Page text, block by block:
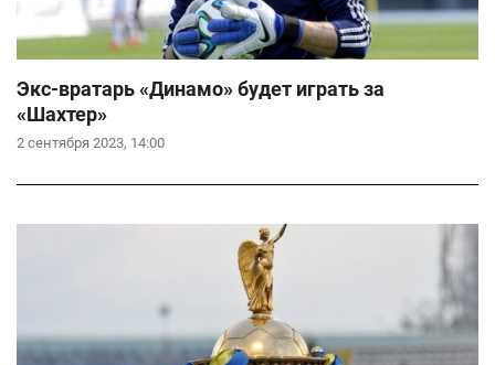
UK
2 сентября 2023, 14:00
Экс-вратарь «Динамо» будет играть за
«Шахтер»